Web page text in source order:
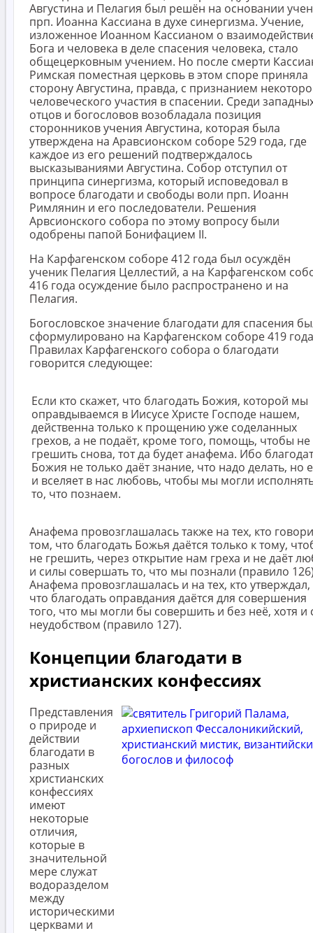
Августина и Пелагия был решён на основании
прп. Иоанна Кассиана в духе синергизма. Учение,
изложенное Иоанном Кассианом о
Бога и человека в деле спасения человека, стало
общецерковным учением. Но после смерти
Римская поместная церковь в этом споре приняла
сторону Августина, правда, с признанием
человеческого участия в спасении. Среди
отцов и богословов возобладала позиция
сторонников учения Августина, которая была
утверждена на Аравсионском соборе 529 года, где
каждое из его решений подтверждалось
высказываниями Августина. Собор отступил от
принципа синергизма, который исповедовал в
вопросе благодати и свободы воли прп. Иоанн
Римлянин и его последователи. Решения
Арвсионского собора по этому вопросу были
одобрены папой Бонифацием II.
На Карфагенском соборе 412 года был осуждён
ученик Пелагия Целлестий, а на Карфагенском
416 года осуждение было распространено и на
Пелагия.
Богословское значение благодати для спасения
сформулировано на Карфагенском соборе 419
Правилах Карфагенского собора о благодати
говорится следующее:
Если кто скажет, что благодать Божия, которой мы
оправдываемся в Иисусе Христе Господе нашем,
действенна только к прощению уже соделанных
грехов, а не подаёт, кроме того, помощь, чтобы не
грешить снова, тот да будет анафема. Ибо
Божия не только даёт знание, что надо делать, но
и вселяет в нас любовь, чтобы мы могли
то, что познаем.
Анафема провозглашалась также на тех, кто
том, что благодать Божья даётся только к тому,
не грешить, через открытие нам греха и не даёт
и силы совершать то, что мы познали (правило
Анафема провозглашалась и на тех, кто утверждал,
что благодать оправдания даётся для совершения
того, что мы могли бы совершить и без неё, хотя и
неудобством (правило 127).
Концепции благодати в
христианских конфессиях
Представления
о природе и
действии
благодати в
разных
христианских
конфессиях
имеют
некоторые
отличия,
которые в
значительной
мере служат
водоразделом
между
историческими
церквами и